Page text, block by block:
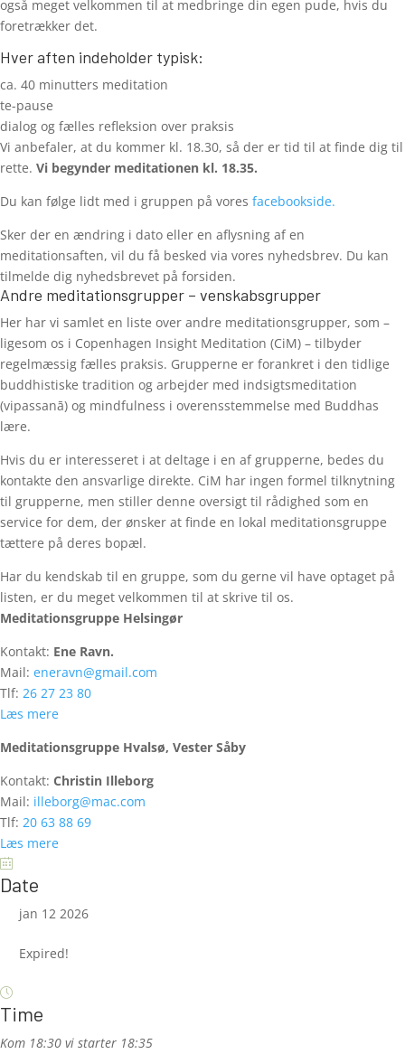
også meget velkommen til at medbringe din egen pude, hvis du
foretrækker det.
Hver aften indeholder typisk:
ca. 40 minutters meditation
te-pause
dialog og fælles refleksion over praksis
Vi anbefaler, at du kommer kl. 18.30, så der er tid til at finde dig til
rette. Vi begynder meditationen kl. 18.35.
Du kan følge lidt med i gruppen på vores facebookside.
Sker der en ændring i dato eller en aflysning af en
meditationsaften, vil du få besked via vores nyhedsbrev. Du kan
tilmelde dig nyhedsbrevet på forsiden.
Andre meditationsgrupper – venskabsgrupper
Her har vi samlet en liste over andre meditationsgrupper, som –
ligesom os i Copenhagen Insight Meditation (CiM) – tilbyder
regelmæssig fælles praksis. Grupperne er forankret i den tidlige
buddhistiske tradition og arbejder med indsigtsmeditation
(vipassanā) og mindfulness i overensstemmelse med Buddhas
lære.
Hvis du er interesseret i at deltage i en af grupperne, bedes du
kontakte den ansvarlige direkte. CiM har ingen formel tilknytning
til grupperne, men stiller denne oversigt til rådighed som en
service for dem, der ønsker at finde en lokal meditationsgruppe
tættere på deres bopæl.
Har du kendskab til en gruppe, som du gerne vil have optaget på
listen, er du meget velkommen til at skrive til os.
Meditationsgruppe Helsingør
Kontakt: Ene Ravn.
Mail: eneravn@gmail.com
Tlf: 26 27 23 80
Læs mere
Meditationsgruppe Hvalsø, Vester Såby
Kontakt: Christin Illeborg
Mail: illeborg@mac.com
Tlf: 20 63 88 69
Læs mere
Date
jan 12 2026
Expired!
Time
Kom 18:30 vi starter 18:35